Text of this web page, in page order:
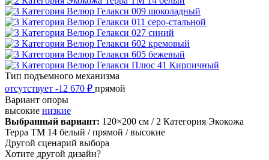
Тип подъемного механизма
отсутствует -12 670 ₽ прямой
Вариант опоры
высокие низкие
Выбранный вариант: 120×200 см / 2 Категория Экокожа
Терра ТМ 14 белый / прямой / высокие
Другой сценарий выбора
Хотите другой дизайн?